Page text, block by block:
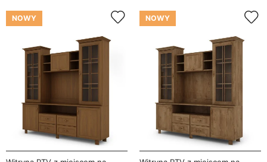
NOWY NOWY